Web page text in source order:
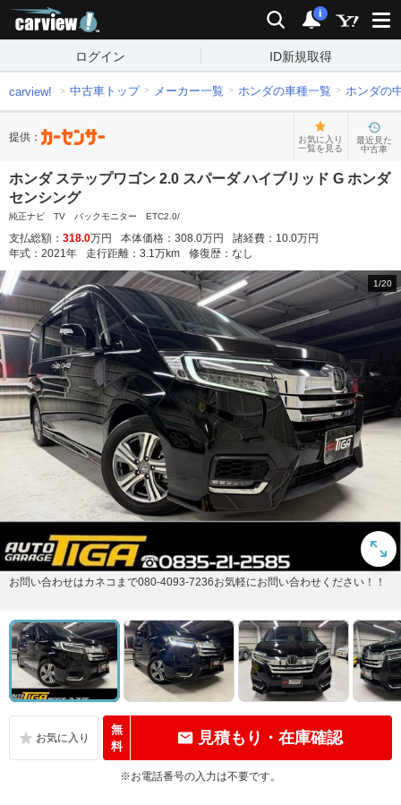
検索 通知
i
ログイン ID新規取得
carview! 中古車トップ メーカー一覧 ホンダの車種一覧 ホンダの
提供：
お気に入り
一覧を見る
最近見た
中古車
ホンダ ステップワゴン 2.0 スパーダ ハイブリッド G ホンダ
センシング
純正ナビ TV バックモニター ETC2.0/
支払総額： 318.0万円 本体価格： 308.0万円 諸経費： 10.0万円
年式： 2021年 走行距離： 3.1万km 修復歴： なし
1/20
お問い合わせはカネコまで080-4093-7236お気軽にお問い合わせください！！
無
料
見積もり・在庫確認
※お電話番号の入力は不要です。